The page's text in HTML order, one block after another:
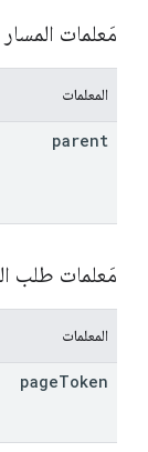
مَعلمات المسار
المعلمات
parent
مَعلمات طلب
المعلمات
pageToken